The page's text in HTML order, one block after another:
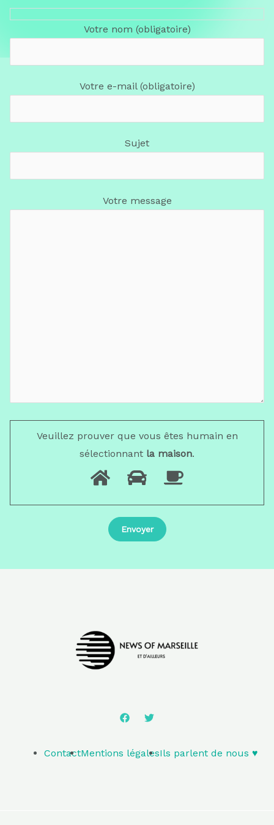
Votre nom (obligatoire)
Votre e-mail (obligatoire)
Sujet
Votre message
Veuillez prouver que vous êtes humain en
sélectionnant la maison.
ContactMentions légalesIls parlent de nous ♥️